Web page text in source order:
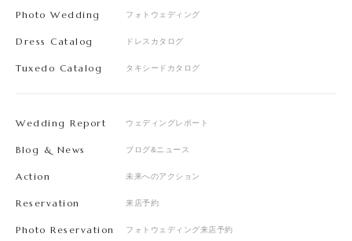
Photo Wedding フォトウェディング
Dress Catalog ドレスカタログ
Tuxedo Catalog タキシードカタログ
Wedding Report ウェディングレポート
Blog & News ブログ&ニュース
Action 未来へのアクション
Reservation 来店予約
Photo Reservation フォトウェディング来店予約